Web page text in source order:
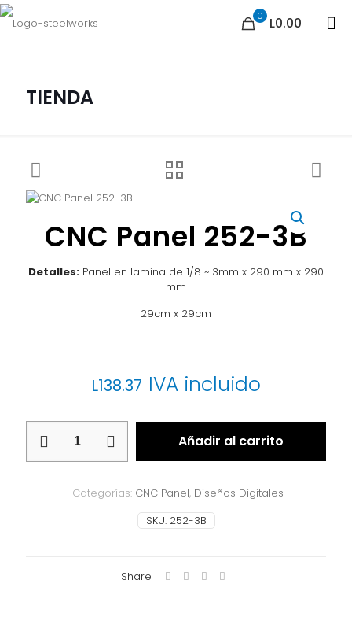
0 L0.00
TIENDA
CNC Panel 252-3B
Detalles: Panel en lamina de 1/8 ~ 3mm x 290 mm x 290
mm
29cm x 29cm
L138.37 IVA incluido
Panel
252-
Añadir al carrito
SKU: 252-3B
Categorías: CNC Panel, Diseños Digitales
Share